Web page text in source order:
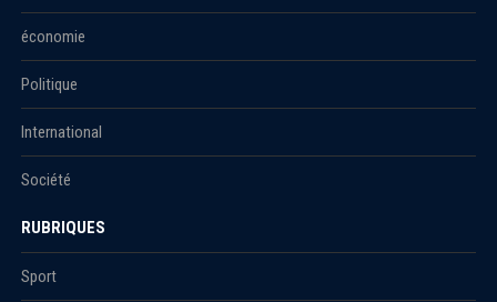
économie
Politique
International
Société
RUBRIQUES
Sport